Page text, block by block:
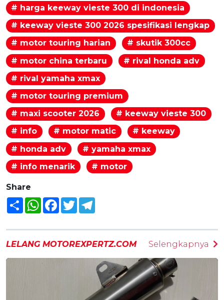
# harga keeway vieste 300 di indonesia
# keeway vieste 300 2026 spesifikasi lengkap
# motor touring harian
# skutik 300cc
# motor china terbaru
# rival honda adv
# rival yamaha xmax
# motor touring premium
# maxi scooter 2026
# keeway vieste 300
# info
# motor matic
# keeway
# honda adv
# yamaha xmax
# info menarik
# motor
Share
Share WhatsAppFacebook
Twitter
LELANG MOTOREXPERTZ.COM Selengkapnya